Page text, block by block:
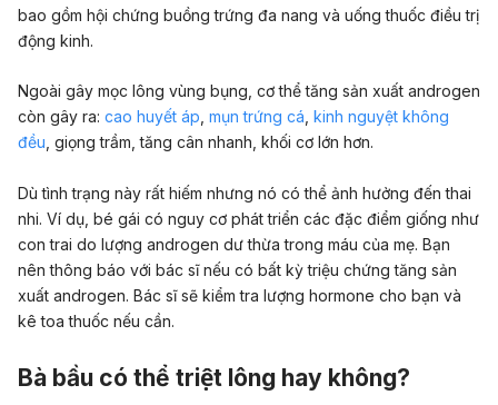
bao gồm hội chứng buồng trứng đa nang và uống thuốc điều trị
động kinh.
Ngoài gây mọc lông vùng bụng, cơ thể tăng sản xuất androgen
còn gây ra: cao huyết áp mụn trứng cá kinh nguyệt không
đều , giọng trầm, tăng cân nhanh, khối cơ lớn hơn.
Dù tình trạng này rất hiếm nhưng nó có thể ảnh hưởng đến thai
nhi. Ví dụ, bé gái có nguy cơ phát triển các đặc điểm giống như
con trai do lượng androgen dư thừa trong máu của mẹ. Bạn
nên thông báo với bác sĩ nếu có bất kỳ triệu chứng tăng sản
xuất androgen. Bác sĩ sẽ kiểm tra lượng hormone cho bạn và
kê toa thuốc nếu cần.
Bà bầu có thể triệt lông hay không?